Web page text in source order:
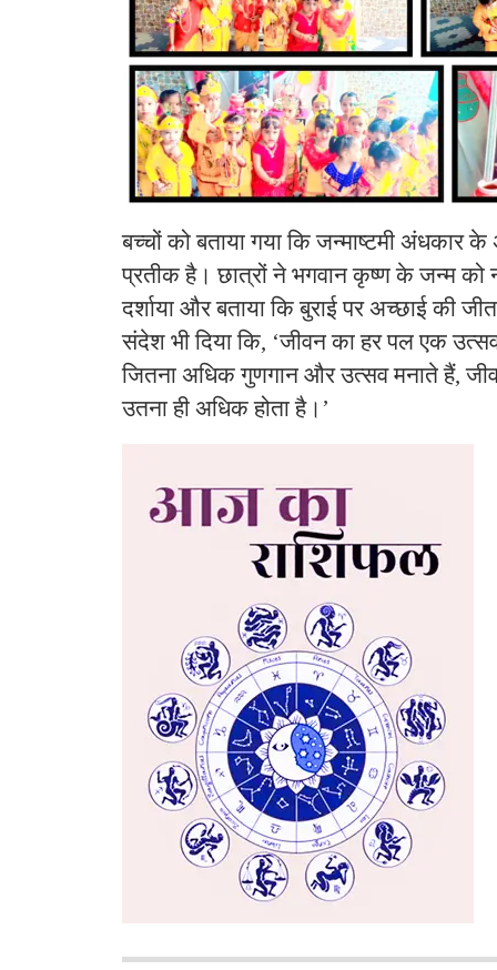
बच्चों को बताया गया कि जन्माष्टमी अंधकार
प्रतीक है। छात्रों ने भगवान कृष्ण के जन्म को
दर्शाया और बताया कि बुराई पर अच्छाई की
संदेश भी दिया कि, ‘जीवन का हर पल एक
जितना अधिक गुणगान और उत्सव मनाते हैं,
उतना ही अधिक होता है।’